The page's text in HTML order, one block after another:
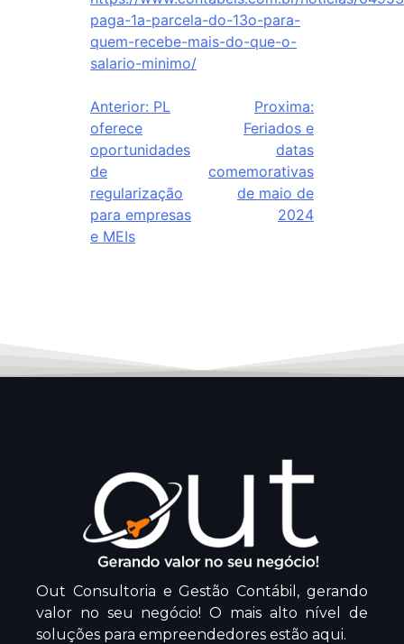
paga-1a-parcela-do-13o-para-
quem-recebe-mais-do-que-o-
salario-minimo/
Anterior: PL
oferece
oportunidades
de
regularização
para empresas
e MEIs
Proxima:
Feriados e
datas
comemorativas
de maio de
2024
Out Consultoria e Gestão Contábil, gerando
valor no seu negócio! O mais alto nível de
soluções para empreendedores estão aqui.